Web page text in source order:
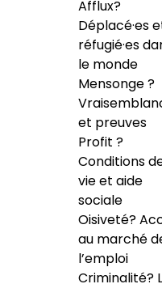
Afflux?
Déplacé·es
réfugié·es
le monde
Mensonge ?
et preuves
Profit ?
Conditions
vie et aide
sociale
Oisiveté?
au marché
l’emploi
Criminalité?